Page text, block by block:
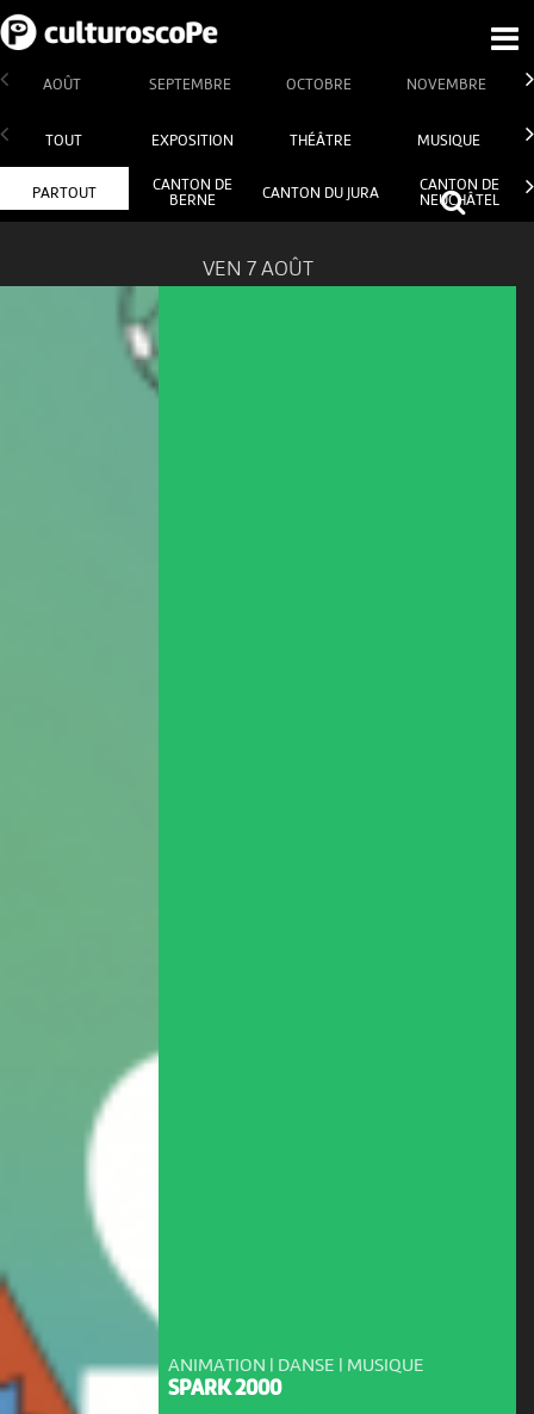
AOÛT SEPTEMBRE OCTOBRE NOVEMBRE
TOUT EXPOSITION THÉÂTRE MUSIQUE
PARTOUT
CANTON DE
BERNE
CANTON DU JURA
CANTON DE
NEUCHÂTEL
VEN 7 AOÛT
ANIMATION | DANSE | MUSIQUE
SPARK 2000